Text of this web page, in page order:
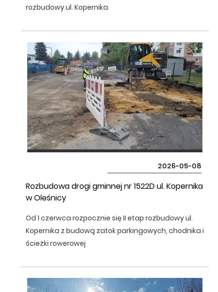
rozbudowy ul. Kopernika
2026-05-08
Rozbudowa drogi gminnej nr 1522D ul. Kopernika
w Oleśnicy
Od 1 czerwca rozpocznie się II etap rozbudowy ul.
Kopernika z budową zatok parkingowych, chodnika i
ścieżki rowerowej